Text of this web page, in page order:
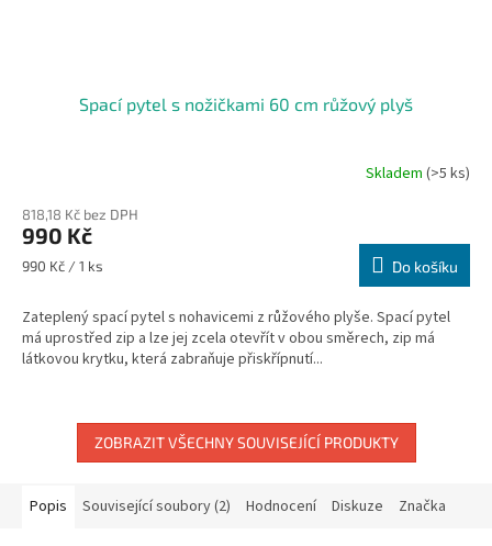
Spací pytel s nožičkami 60 cm růžový plyš
Skladem (>5 ks)
818,18 Kč bez DPH
990 Kč
Měrná
990 Kč / 1 ks Do košíku
Zateplený spací pytel s nohavicemi z růžového plyše. Spací pytel
má uprostřed zip a lze jej zcela otevřít v obou směrech, zip má
látkovou krytku, která zabraňuje přiskřípnutí...
ZOBRAZIT VŠECHNY SOUVISEJÍCÍ PRODUKTY
Popis Související soubory (2) Hodnocení Diskuze Značka